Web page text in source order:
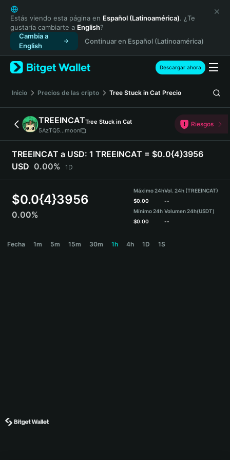
English
日本語
Tiếng Việt
Русский
Español (Latinoamérica)
Türkçe
Français
Deutsch
简体中文
繁體中文
Português (Portugal)
Bahasa Indonesia
ภาษาไทย
हिन्दी
Español
Português (Brasil)
Estás viendo esta página en Español (Latinoamérica). ¿Te
gustaría cambiarte a English?
Cambia a
English
Continuar en Español (Latinoamérica)
Descargar ahora
Inicio Precios de las cripto Tree Stuck in Cat Precio
TREEINCATTree Stuck in Cat
5AzTQ5...moon
Riesgos
TREEINCAT a USD: 1 TREEINCAT = $0.0{4}3956
USD 0.00% 1D
$0.0{4}3956
0.00%
Máximo 24h
$0.00
Mínimo 24h
$0.00
Vol. 24h (TREEINCAT)
--
Volumen 24h(USDT)
--
Fecha 1m 5m 15m 30m 1h 4h 1D 1S